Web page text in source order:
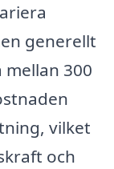
generellt
300
vilket
och